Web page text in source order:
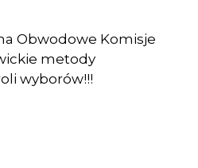
Obwodowe Komisje
metody
wyborów!!!